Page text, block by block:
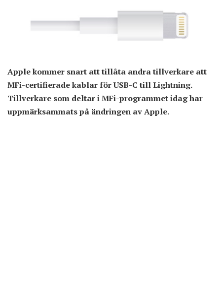
Apple kommer snart att tillåta andra tillverkare att
MFi-certifierade kablar för USB-C till Lightning.
Tillverkare som deltar i MFi-programmet idag har
uppmärksammats på ändringen av Apple.